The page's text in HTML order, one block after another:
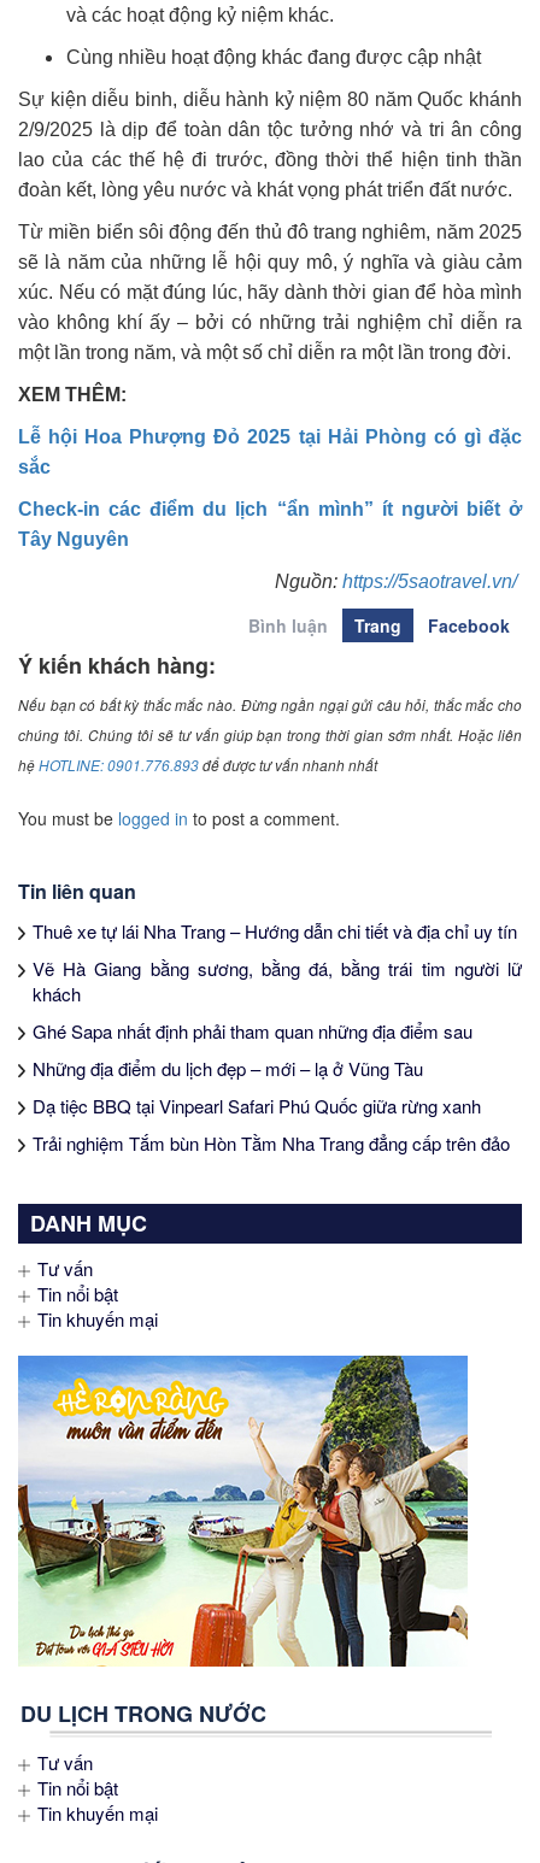
và các hoạt động kỷ niệm khác.
Cùng nhiều hoạt động khác đang được cập nhật
Sự kiện diễu binh, diễu hành kỷ niệm 80 năm Quốc khánh
2/9/2025 là dịp để toàn dân tộc tưởng nhớ và tri ân công
lao của các thế hệ đi trước, đồng thời thể hiện tinh thần
đoàn kết, lòng yêu nước và khát vọng phát triển đất nước.
Từ miền biển sôi động đến thủ đô trang nghiêm, năm 2025
sẽ là năm của những lễ hội quy mô, ý nghĩa và giàu cảm
xúc. Nếu có mặt đúng lúc, hãy dành thời gian để hòa mình
vào không khí ấy – bởi có những trải nghiệm chỉ diễn ra
một lần trong năm, và một số chỉ diễn ra một lần trong đời.
XEM THÊM:
Lễ hội Hoa Phượng Đỏ 2025 tại Hải Phòng có gì đặc
sắc
Check-in các điểm du lịch “ẩn mình” ít người biết ở
Tây Nguyên
Nguồn: https://5saotravel.vn/
Bình luận Trang Facebook
Ý kiến khách hàng:
Nếu bạn có bất kỳ thắc mắc nào. Đừng ngần ngại gửi câu hỏi, thắc mắc cho
chúng tôi. Chúng tôi sẽ tư vấn giúp bạn trong thời gian sớm nhất. Hoặc liên
hệHOTLINE: 0901.776.893để được tư vấn nhanh nhất
You must be logged in to post a comment.
Tin liên quan
Thuê xe tự lái Nha Trang – Hướng dẫn chi tiết và địa chỉ uy tín
Vẽ Hà Giang bằng sương, bằng đá, bằng trái tim người lữ
khách
Ghé Sapa nhất định phải tham quan những địa điểm sau
Những địa điểm du lịch đẹp – mới – lạ ở Vũng Tàu
Dạ tiệc BBQ tại Vinpearl Safari Phú Quốc giữa rừng xanh
Trải nghiệm Tắm bùn Hòn Tằm Nha Trang đẳng cấp trên đảo
DANH MỤC
Tư vấn
Tin nổi bật
Tin khuyến mại
DU LỊCH TRONG NƯỚC
Tư vấn
Tin nổi bật
Tin khuyến mại